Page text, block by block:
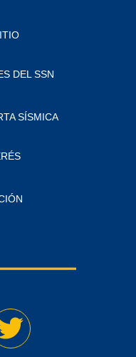
DEL SSN
SÍSMICA